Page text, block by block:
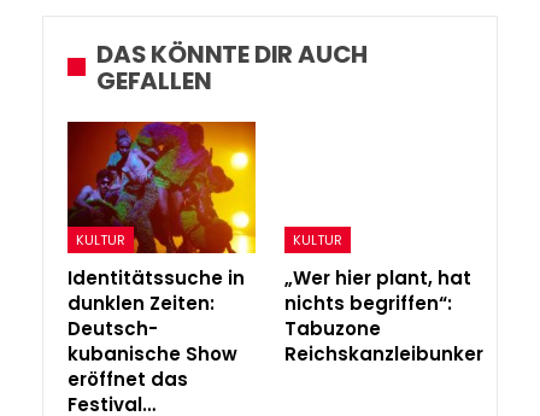
DAS KÖNNTE DIR AUCH
GEFALLEN
KULTUR
Identitätssuche in
dunklen Zeiten:
Deutsch-
kubanische Show
eröffnet das
Festival…
KULTUR
„Wer hier plant, hat
nichts begriffen“:
Tabuzone
Reichskanzleibunker